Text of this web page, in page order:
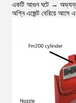
একটি আগুন ঘটে → অভ্যন্তর
অগ্নি এজেন্ট বেরিয়ে আসে